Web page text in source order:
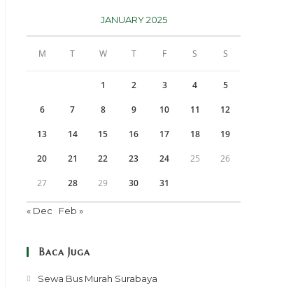
JANUARY 2025
M T W T F S S
1 2 3 4 5
6 7 8 9 10 11 12
13 14 15 16 17 18 19
20 21 22 23 24 25 26
27 28 29 30 31
« Dec Feb »
Baca Juga
Sewa Bus Murah Surabaya